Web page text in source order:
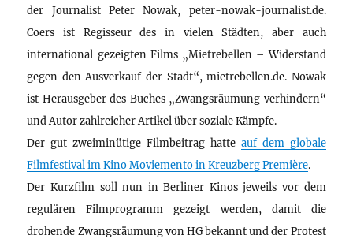
der Journalist Peter Nowak, peter-nowak-journalist.de.
Coers ist Regisseur des in vielen Städten, aber auch
international gezeigten Films „Mietrebellen – Widerstand
gegen den Ausverkauf der Stadt“, mietrebellen.de. Nowak
ist Herausgeber des Buches „Zwangsräumung verhindern“
und Autor zahlreicher Artikel über soziale Kämpfe.
Der gut zweiminütige Filmbeitrag hatte auf dem globale
Filmfestival im Kino Moviemento in Kreuzberg Première.
Der Kurzfilm soll nun in Berliner Kinos jeweils vor dem
regulären Filmprogramm gezeigt werden, damit die
drohende Zwangsräumung von HG bekannt und der Protest